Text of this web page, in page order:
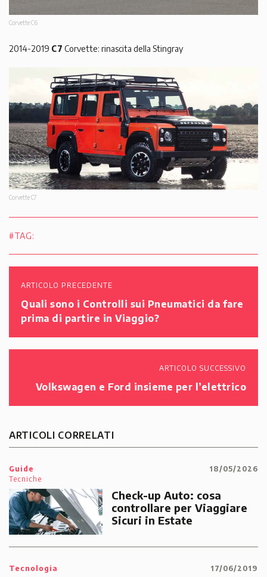
Corvette C6
2014-2019 C7 Corvette: rinascita della Stingray
Corvette C7
#TAG:
ARTICOLO PRECEDENTE
Quali sono i Controlli sui Pneumatici da fare
prima di partire in Viaggio?
ARTICOLO SUCCESSIVO
Volkswagen e Ford insieme per l’elettrico
ARTICOLI CORRELATI
Guide
Tecniche
18/05/2026
Check-up Auto: cosa
controllare per Viaggiare
Sicuri in Estate
Tecnologia 17/06/2019